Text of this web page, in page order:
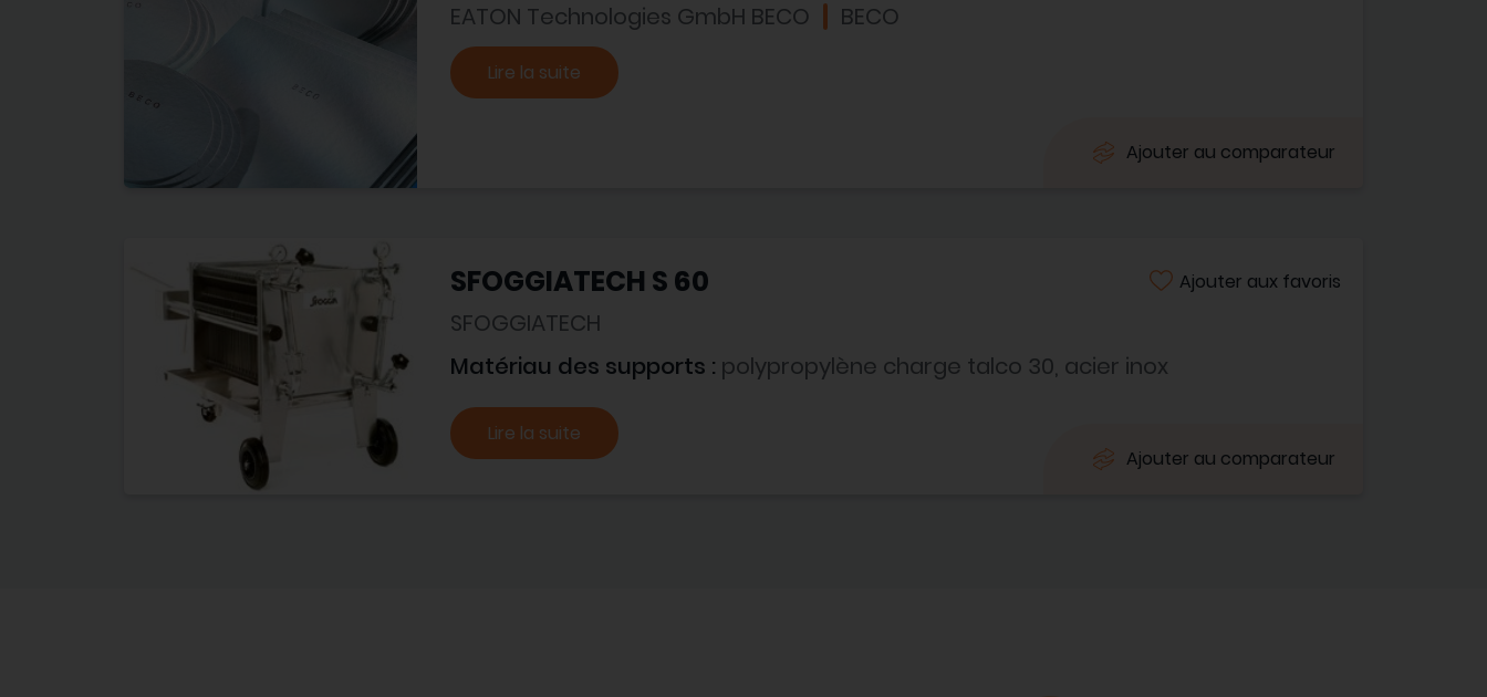
EATON Technologies GmbH BECO BECO
Lire la suite
Ajouter au comparateur
SFOGGIATECH S 60
SFOGGIATECH
Ajouter aux favoris
Matériau des supports : polypropylène charge talco 30, acier inox
Lire la suite
Ajouter au comparateur